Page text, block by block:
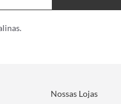
Nossas Lojas